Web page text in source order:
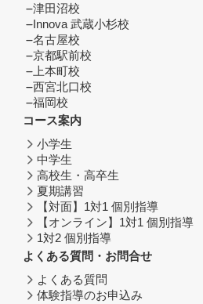
津田沼校
Innova 武蔵小杉校
名古屋校
京都駅前校
上本町校
西宮北口校
福岡校
コース案内
小学生
中学生
高校生・高卒生
夏期講習
【対面】1対1 個別指導
【オンライン】1対1 個別指導
1対2 個別指導
よくある質問・お問合せ
よくある質問
体験指導のお申込み